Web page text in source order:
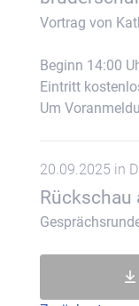
Vortrag von
Beginn 14:00
Eintritt
Um
20.09.2025 in
Rückschau